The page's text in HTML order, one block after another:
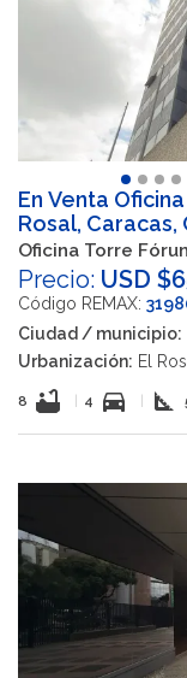
En Venta
Rosal, Caracas,
Oficina Torre
Precio: USD
Código REMAX:
Ciudad / municipio:
Urbanización: El
8 bathtub 4 directions_car square_foot